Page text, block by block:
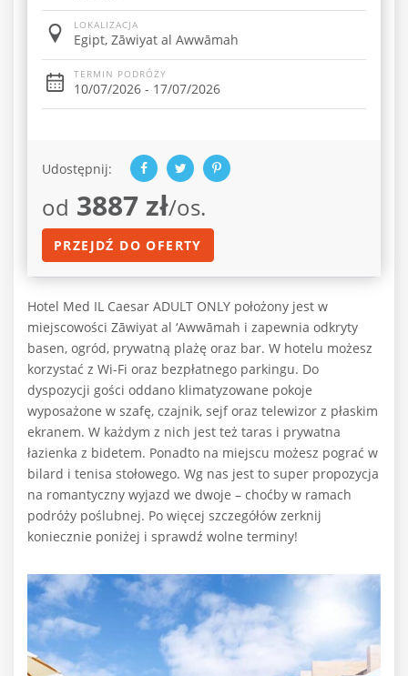
LOKALIZACJA
Egipt, Zāwiyat al Awwāmah
TERMIN PODRÓŻY
10/07/2026 - 17/07/2026
Udostępnij:
od 3887 zł/os.
PRZEJDŹ DO OFERTY
Hotel Med IL Caesar ADULT ONLY położony jest w
miejscowości Zāwiyat al ‘Awwāmah i zapewnia odkryty
basen, ogród, prywatną plażę oraz bar. W hotelu możesz
korzystać z Wi-Fi oraz bezpłatnego parkingu. Do
dyspozycji gości oddano klimatyzowane pokoje
wyposażone w szafę, czajnik, sejf oraz telewizor z płaskim
ekranem. W każdym z nich jest też taras i prywatna
łazienka z bidetem. Ponadto na miejscu możesz pograć w
bilard i tenisa stołowego. Wg nas jest to super propozycja
na romantyczny wyjazd we dwoje – choćby w ramach
podróży poślubnej. Po więcej szczegółów zerknij
koniecznie poniżej i sprawdź wolne terminy!